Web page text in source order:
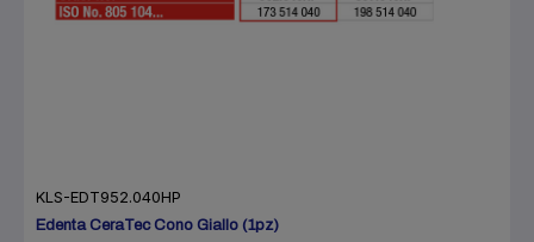
KLS-EDT952.040HP
Edenta CeraTec Cono Giallo (1pz)